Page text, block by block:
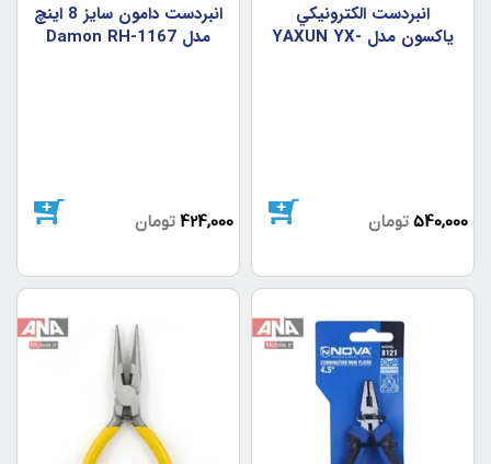
انبردست الکترونيکي
ياکسون مدل YAXUN YX-
540,000 تومان
انبردست دامون سايز 8 اينچ
مدل Damon RH-1167
424,000 تومان